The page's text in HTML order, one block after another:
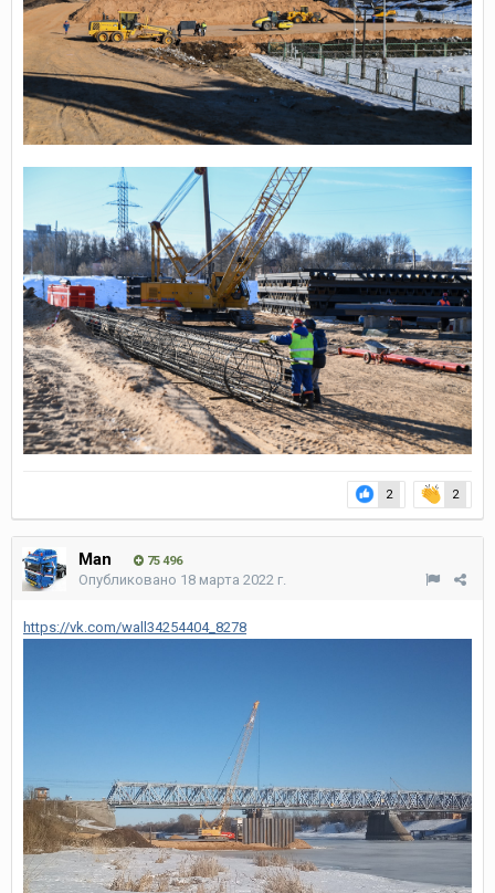
2 2
Man 75 496
Опубликовано 18 марта 2022 г.
https://vk.com/wall34254404_8278